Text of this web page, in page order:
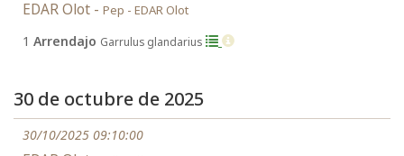
EDAR Olot - Pep - EDAR Olot
1 Arrendajo Garrulus glandarius
30 de octubre de 2025
30/10/2025 09:10:00